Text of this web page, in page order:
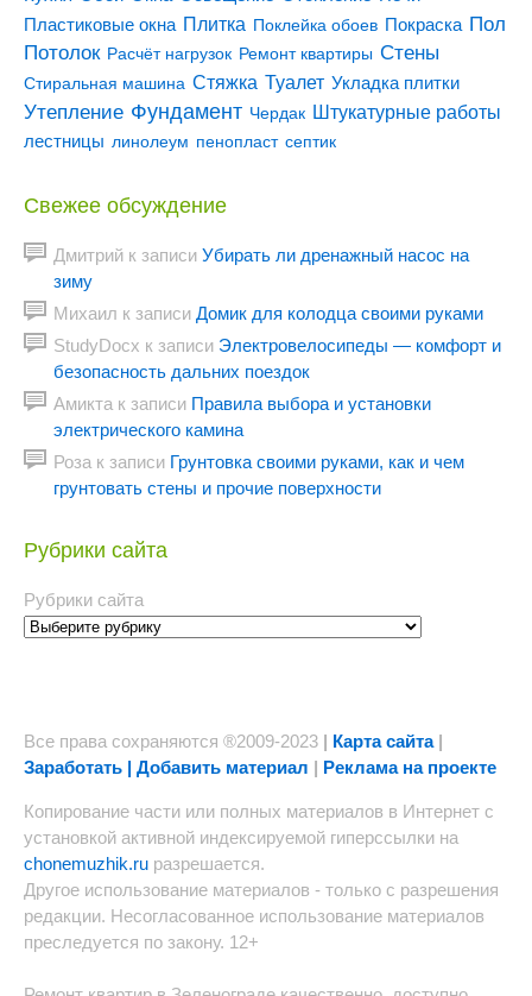
Пластиковые окна Плитка Поклейка обоев Покраска Пол
Потолок Расчёт нагрузок Ремонт квартиры Стены
Стиральная машина Стяжка Туалет Укладка плитки
Утепление Фундамент Чердак Штукатурные работы
лестницы линолеум пенопласт септик
Свежее обсуждение
Дмитрий к записи Убирать ли дренажный насос на
зиму
Михаил к записи Домик для колодца своими руками
StudyDocx к записи Электровелосипеды — комфорт и
безопасность дальних поездок
Амикта к записи Правила выбора и установки
электрического камина
Роза к записи Грунтовка своими руками, как и чем
грунтовать стены и прочие поверхности
Рубрики сайта
Рубрики сайта
Все права сохраняются ®2009-2023 | Карта сайта|
Заработать | Добавить материал | Реклама на проекте
Копирование части или полных материалов в Интернет с
установкой активной индексируемой гиперссылки на
chonemuzhik.ru разрешается.
Другое использование материалов - только с разрешения
редакции. Несогласованное использование материалов
преследуется по закону. 12+